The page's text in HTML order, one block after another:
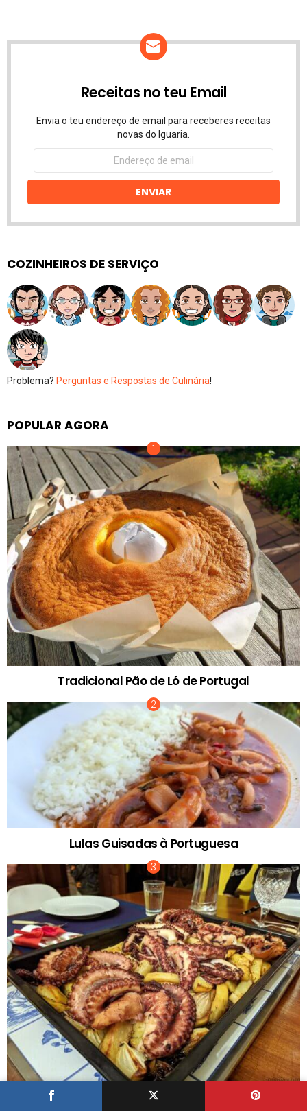
Receitas no teu Email
Envia o teu endereço de email para receberes receitas
novas do Iguaria.
Endereço
email
ENVIAR
COZINHEIROS DE SERVIÇO
Problema? Perguntas e Respostas de Culinária!
POPULAR AGORA
Tradicional Pão de Ló de Portugal
Lulas Guisadas à Portuguesa
Tradicional Polvo Assado no Forno